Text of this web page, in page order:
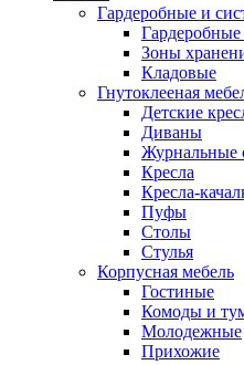
Гардеробные и
Зоны
Кладовые
Гнутоклееная
Детские
Диваны
Журнальные
Кресла
Кресла-
Пуфы
Столы
Стулья
Корпусная мебель
Гостиные
Комоды и
Молодежные
Прихожие